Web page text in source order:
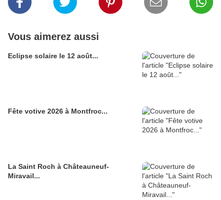
Vous aimerez aussi
Eclipse solaire le 12 août...
Fête votive 2026 à Montfroc...
La Saint Roch à Châteauneuf-
Miravail...